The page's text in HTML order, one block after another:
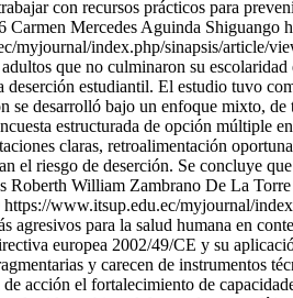
con recursos prácticos para
Carmen Mercedes Aguinda Shiguango
myjournal/index.php/sinapsis/article/
que no culminaron su
deserción estudiantil. El estudio tuvo
se desarrolló bajo un enfoque mixto,
estructurada de opción múltiple
claras, retroalimentación
el riesgo de deserción. Se concluye
Roberth William Zambrano De La Torre
https://www.itsup.edu.ec/myjournal/
agresivos para la salud humana en
europea 2002/49/CE y su
y carecen de instrumentos
acción el fortalecimiento de